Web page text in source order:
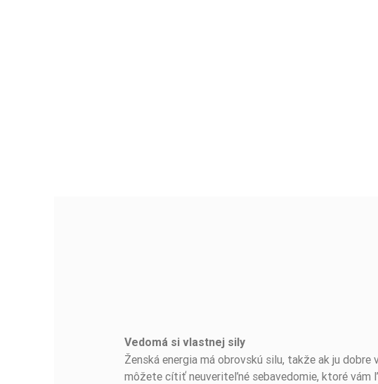
Vedomá si vlastnej sily
Ženská energia má obrovskú silu, takže ak ju
môžete cítiť neuveriteľné sebavedomie, ktoré vám
BUĎTE PRVÝ, KTO NAPÍŠE RECENZIU!